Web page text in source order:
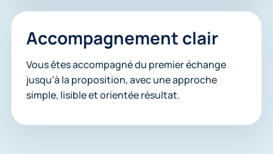
Accompagnement clair
Vous êtes accompagné du premier échange
jusqu’à la proposition, avec une approche
simple, lisible et orientée résultat.